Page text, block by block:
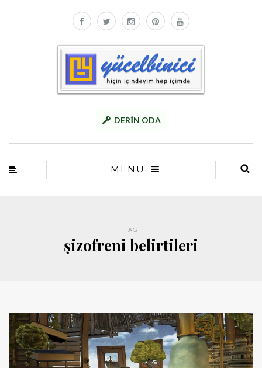
DERİN ODA
MENU
TAG
şizofreni belirtileri